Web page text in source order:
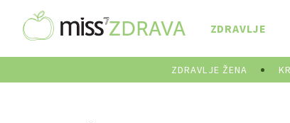
ZDRAVLJE
ZDRAVLJE ŽENA